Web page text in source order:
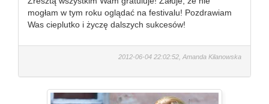
mogłam w tym roku oglądać na festivalu! Pozdrawiam
Was cieplutko i życzę dalszych sukcesów!
2012-06-04 22:02:52, Amanda Kilanowska